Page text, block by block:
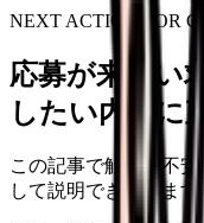
NEXT ACTION FOR
応募が来ない
したい内容に
この記事で触れた不
して説明できています